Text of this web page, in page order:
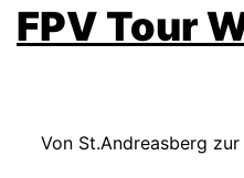
FPV Tour
Von St.Andreasberg